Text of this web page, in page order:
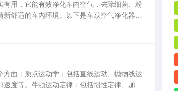
用，它能有效净化车内空气，去除细菌、粉
舒适的车内环境。以下是车载空气净化器的
细菌、病毒、霉菌，同时去除空气中的死皮
面：质点运动学：包括直线运动、抛物线运
度等。牛顿运动定律：包括惯性定律、加速